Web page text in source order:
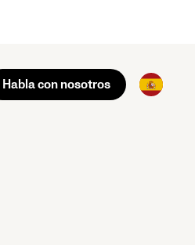
Habla con nosotros